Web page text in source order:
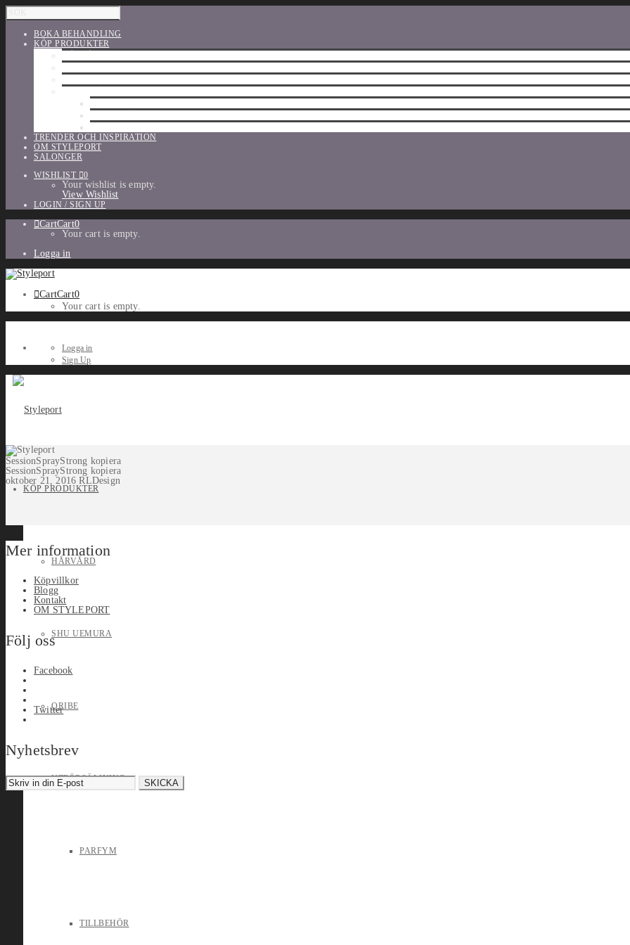
BOKA BEHANDLING
KÖP PRODUKTER
TRENDER OCH INSPIRATION
OM STYLEPORT
SALONGER
WISHLIST
0
Your wishlist is empty.
View Wishlist
LOGIN / SIGN UP
CartCart0
Your cart is empty.
Logga in
CartCart0
Your cart is empty.
Logga in
Sign Up
KÖP PRODUKTER
HÅRVÅRD
SHU UEMURA
ORIBE
UTFÖRSÄLJNING
PARFYM
TILLBEHÖR
SessionSprayStrong kopiera
SessionSprayStrong kopiera
oktober 21, 2016 RLDesign
Mer information
Köpvillkor
Blogg
Kontakt
OM STYLEPORT
Följ oss
Facebook
Twitter
Nyhetsbrev